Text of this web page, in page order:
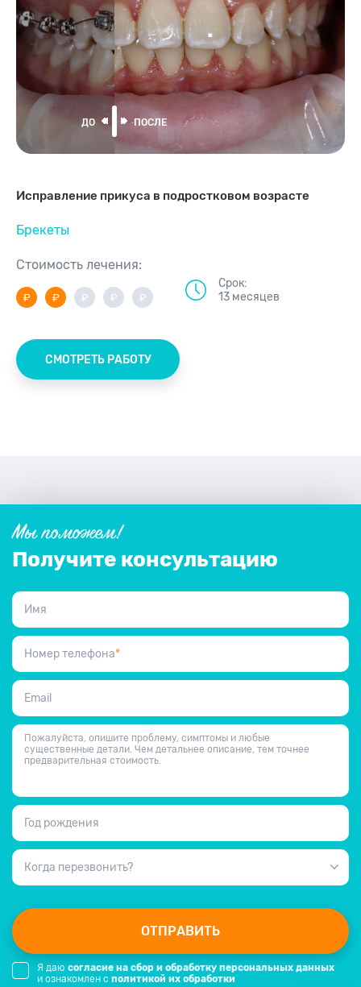
Исправление прикуса в подростковом возрасте
Брекеты
Стоимость лечения:
Срок:
13 месяцев
СМОТРЕТЬ РАБОТУ
Мы поможем!
Получите консультацию
Имя
Номер телефона*
Email
Пожалуйста, опишите проблему, симптомы и любые
существенные детали. Чем детальнее описание, тем точнее
предварительная стоимость.
Год рождения
Когда перезвонить?
ОТПРАВИТЬ
Я даю согласие на сбор и обработку персональных данных
и ознакомлен с политикой их обработки